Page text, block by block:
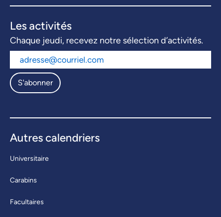
Les activités
Chaque jeudi, recevez notre sélection d’activités.
S'abonner
Autres calendriers
Universitaire
Carabins
Facultaires